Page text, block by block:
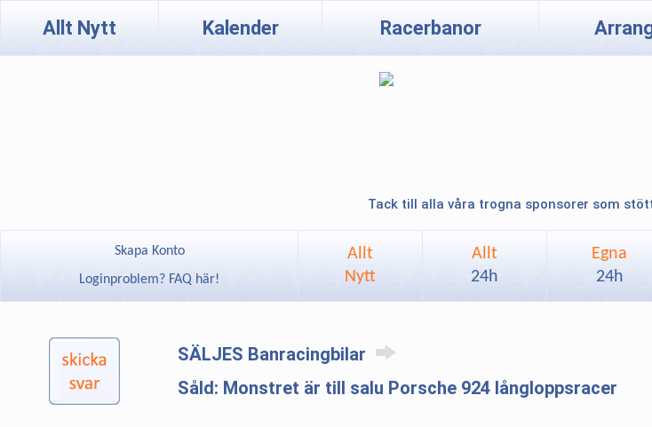
Allt Nytt Kalender Racerbanor
Tack till alla våra trogna sponsorer som
Skapa Konto
Loginproblem? FAQ här!
Allt
Nytt
Allt
24h
Egna
24h
SÄLJES Banracingbilar
Såld: Monstret är till salu Porsche 924 långloppsracer